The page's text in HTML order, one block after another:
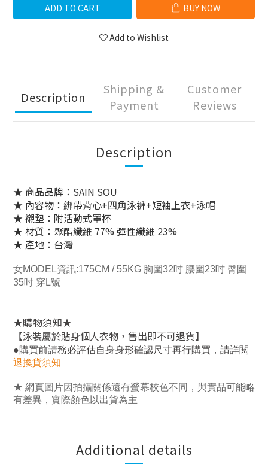
ADD TO CART BUY NOW
Add to Wishlist
Description
Shipping &
Payment
Customer
Reviews
Description
★ 商品品牌：SAIN SOU
★ 內容物：綁帶背心+四角泳褲+短袖上衣+泳帽
★ 襯墊：附活動式罩杯
★ 材質：聚酯纖維 77% 彈性纖維 23%
★ 產地：台灣
女MODEL資訊:175CM / 55KG 胸圍32吋 腰圍23吋 臀圍
35吋 穿L號
★購物須知★
【泳裝屬於貼身個人衣物，售出即不可退貨】
●購買前請務必評估自身身形確認尺寸再行購買 ， 請詳閱
退換貨須知
★ 網頁圖片因拍攝關係還有螢幕校色不同，與實品可能略
有差異，實際顏色以出貨為主
Additional details